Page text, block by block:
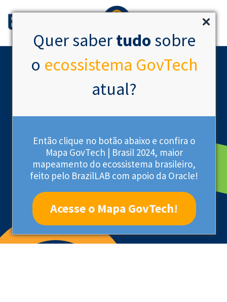
Quer sabertudo sobre
o ecossistema GovTech
atual?
Então clique no botão abaixo e confira o
Mapa GovTech | Brasil 2024, maior
mapeamento do ecossistema brasileiro,
feito pelo BrazilLAB com apoio da Oracle!
Acesse o Mapa GovTech!
Startup Certificada